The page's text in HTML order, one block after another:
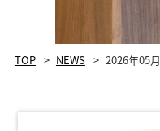
TOP NEWS 2026年05月